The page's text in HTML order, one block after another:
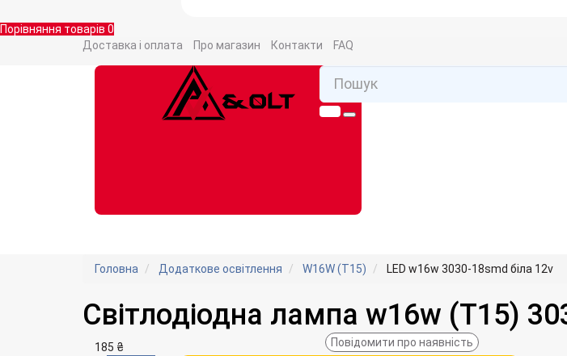
Порівняння товарів 0
Доставка і оплата Про магазин Контакти FAQ
Головна
Додаткове освітлення W16W (T15) LED w16w 3030-18smd біла 12v
Світлодіодна лампа w16w (T15)
185 ₴
Повідомити про наявність